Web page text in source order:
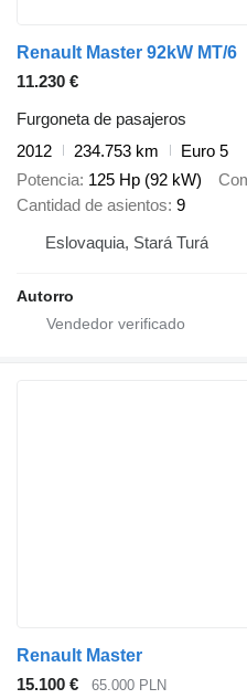
Renault Master 92kW MT/6
11.230 €
Furgoneta de pasajeros
2012
234.753 km
Euro 5
Potencia 125 Hp (92 kW)
Cantidad de asientos 9
Eslovaquia, Stará Turá
Autorro
Renault Master
15.100 €
65.000 PLN